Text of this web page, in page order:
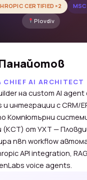
CERTIFIED ×2
Plovdiv
CHIEF AI ARCHITECT
на custom AI agent
интеграции с CRM/
Компютърни
(КСТ) от УХТ —
n8n workflow
API integration,
voice agents.